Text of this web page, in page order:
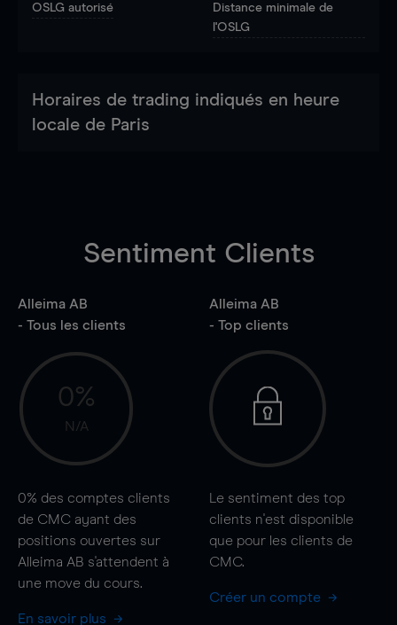
OSLG autorisé
Distance minimale de
l'OSLG
Horaires de trading indiqués en heure
locale de Paris
Sentiment Clients
Alleima AB
- Tous les clients
0%
N/A
0% des comptes clients
de CMC ayant des
positions ouvertes sur
Alleima AB s'attendent à
une move du cours.
En savoir plus
Alleima AB
- Top clients
Le sentiment des top
clients n'est disponible
que pour les clients de
CMC.
Créer un compte